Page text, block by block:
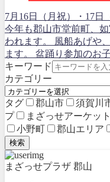
7月16日（月祝）・17
今年も郡山市堂前町、
われます。 風船あげや
ます。 盆踊り参加のお
キーワード
カテゴリー
タグ 郡山市 須賀川
プ
まざっせアーケット
小野町
郡山エリア
検索
まざっせプラザ 郡山